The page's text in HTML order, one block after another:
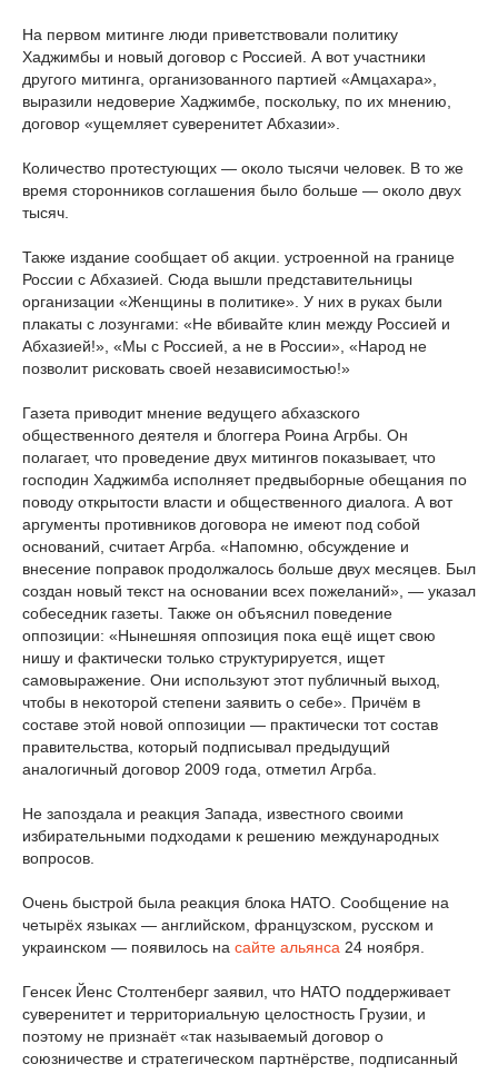
На первом митинге люди приветствовали политику
Хаджимбы и новый договор с Россией. А вот участники
другого митинга, организованного партией «Амцахара»,
выразили недоверие Хаджимбе, поскольку, по их мнению,
договор «ущемляет суверенитет Абхазии».
Количество протестующих — около тысячи человек. В то же
время сторонников соглашения было больше — около двух
тысяч.
Также издание сообщает об акции. устроенной на границе
России с Абхазией. Сюда вышли представительницы
организации «Женщины в политике». У них в руках были
плакаты с лозунгами: «Не вбивайте клин между Россией и
Абхазией!», «Мы с Россией, а не в России», «Народ не
позволит рисковать своей независимостью!»
Газета приводит мнение ведущего абхазского
общественного деятеля и блоггера Роина Агрбы. Он
полагает, что проведение двух митингов показывает, что
господин Хаджимба исполняет предвыборные обещания по
поводу открытости власти и общественного диалога. А вот
аргументы противников договора не имеют под собой
оснований, считает Агрба. «Напомню, обсуждение и
внесение поправок продолжалось больше двух месяцев. Был
создан новый текст на основании всех пожеланий», — указал
собеседник газеты. Также он объяснил поведение
оппозиции: «Нынешняя оппозиция пока ещё ищет свою
нишу и фактически только структурируется, ищет
самовыражение. Они используют этот публичный выход,
чтобы в некоторой степени заявить о себе». Причём в
составе этой новой оппозиции — практически тот состав
правительства, который подписывал предыдущий
аналогичный договор 2009 года, отметил Агрба.
Не запоздала и реакция Запада, известного своими
избирательными подходами к решению международных
вопросов.
Очень быстрой была реакция блока НАТО. Сообщение на
четырёх языках — английском, французском, русском и
украинском — появилось на сайте альянса 24 ноября.
Генсек Йенс Столтенберг заявил, что НАТО поддерживает
суверенитет и территориальную целостность Грузии, и
поэтому не признаёт «так называемый договор о
союзничестве и стратегическом партнёрстве, подписанный